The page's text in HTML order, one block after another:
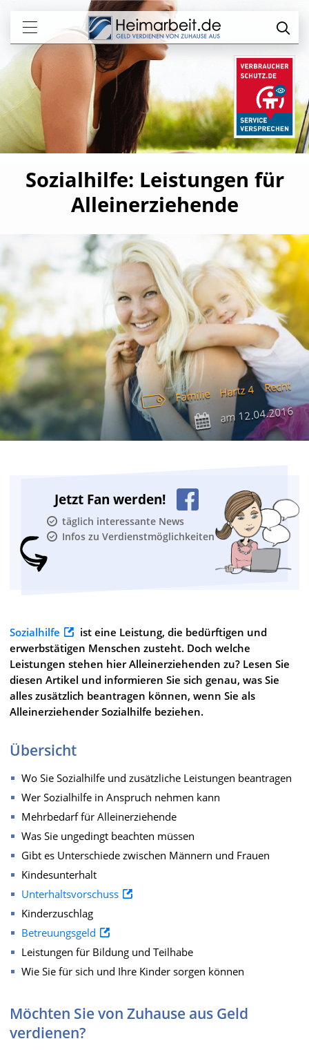
Sozialhilfe: Leistungen für
Alleinerziehende
Familie Hartz 4 Recht
am12.04.2016
Jetzt Fan werden!
täglich interessante News
Infos zu Verdienstmöglichkeiten
Sozialhilfe
ist eine Leistung, die bedürftigen und
erwerbstätigen Menschen zusteht. Doch welche
Leistungen stehen hier Alleinerziehenden zu? Lesen Sie
diesen Artikel und informieren Sie sich genau, was Sie
alles zusätzlich beantragen können, wenn Sie als
Alleinerziehender Sozialhilfe beziehen.
Übersicht
Wo Sie Sozialhilfe und zusätzliche Leistungen beantragen
Wer Sozialhilfe in Anspruch nehmen kann
Mehrbedarf für Alleinerziehende
Was Sie ungedingt beachten müssen
Gibt es Unterschiede zwischen Männern und Frauen
Kindesunterhalt
Unterhaltsvorschuss
Kinderzuschlag
Betreuungsgeld
Leistungen für Bildung und Teilhabe
Wie Sie für sich und Ihre Kinder sorgen können
Möchten Sie von Zuhause aus Geld
verdienen?